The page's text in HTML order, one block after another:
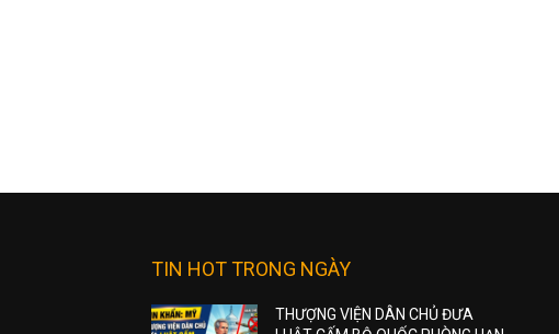
TIN HOT TRONG NGÀY
THƯỢNG VIỆN DÂN CHỦ ĐƯA